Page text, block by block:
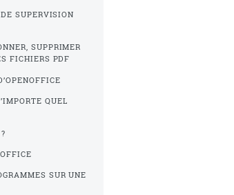
SUPERVISION
SUPPRIMER
FICHIERS PDF
QUEL
SUR UNE